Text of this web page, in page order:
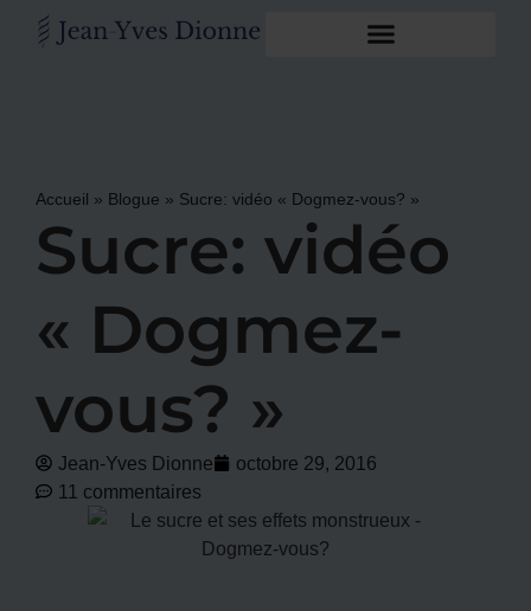
Accueil » Blogue » Sucre: vidéo « Dogmez-vous? »
Sucre: vidéo
« Dogmez-
vous? »
Jean-Yves Dionne
octobre 29, 2016
11 commentaires